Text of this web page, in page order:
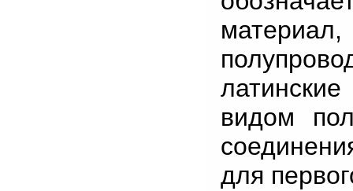
видом
для